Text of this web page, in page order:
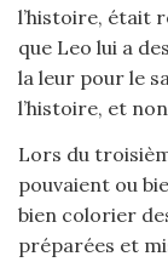
l’histoire, était
que Leo lui a
la leur pour le
l’histoire, et
Lors du
pouvaient ou
bien colorier
préparées et